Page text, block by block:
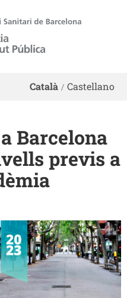
Pública de Barcelona
Català Castellano
Barcelona
previs a